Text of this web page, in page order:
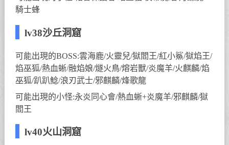
騎士蜂
lv38沙丘洞窟
可能出現的BOSS:雲海鹿/火靈兒/獄閻王/紅小鯊/獄焰王/
焰巫狐/熱血蜥/融焰娘/燧火鳥/熔岩獸/炎魔羊/火麒麟/焰
巫狐/趴趴鯰/浪刃武士/邪麒麟/烽歌龍
可能出現的小怪:永炎同心會/熱血蜥+炎魔羊/邪麒麟/獄
閻王
lv40火山洞窟